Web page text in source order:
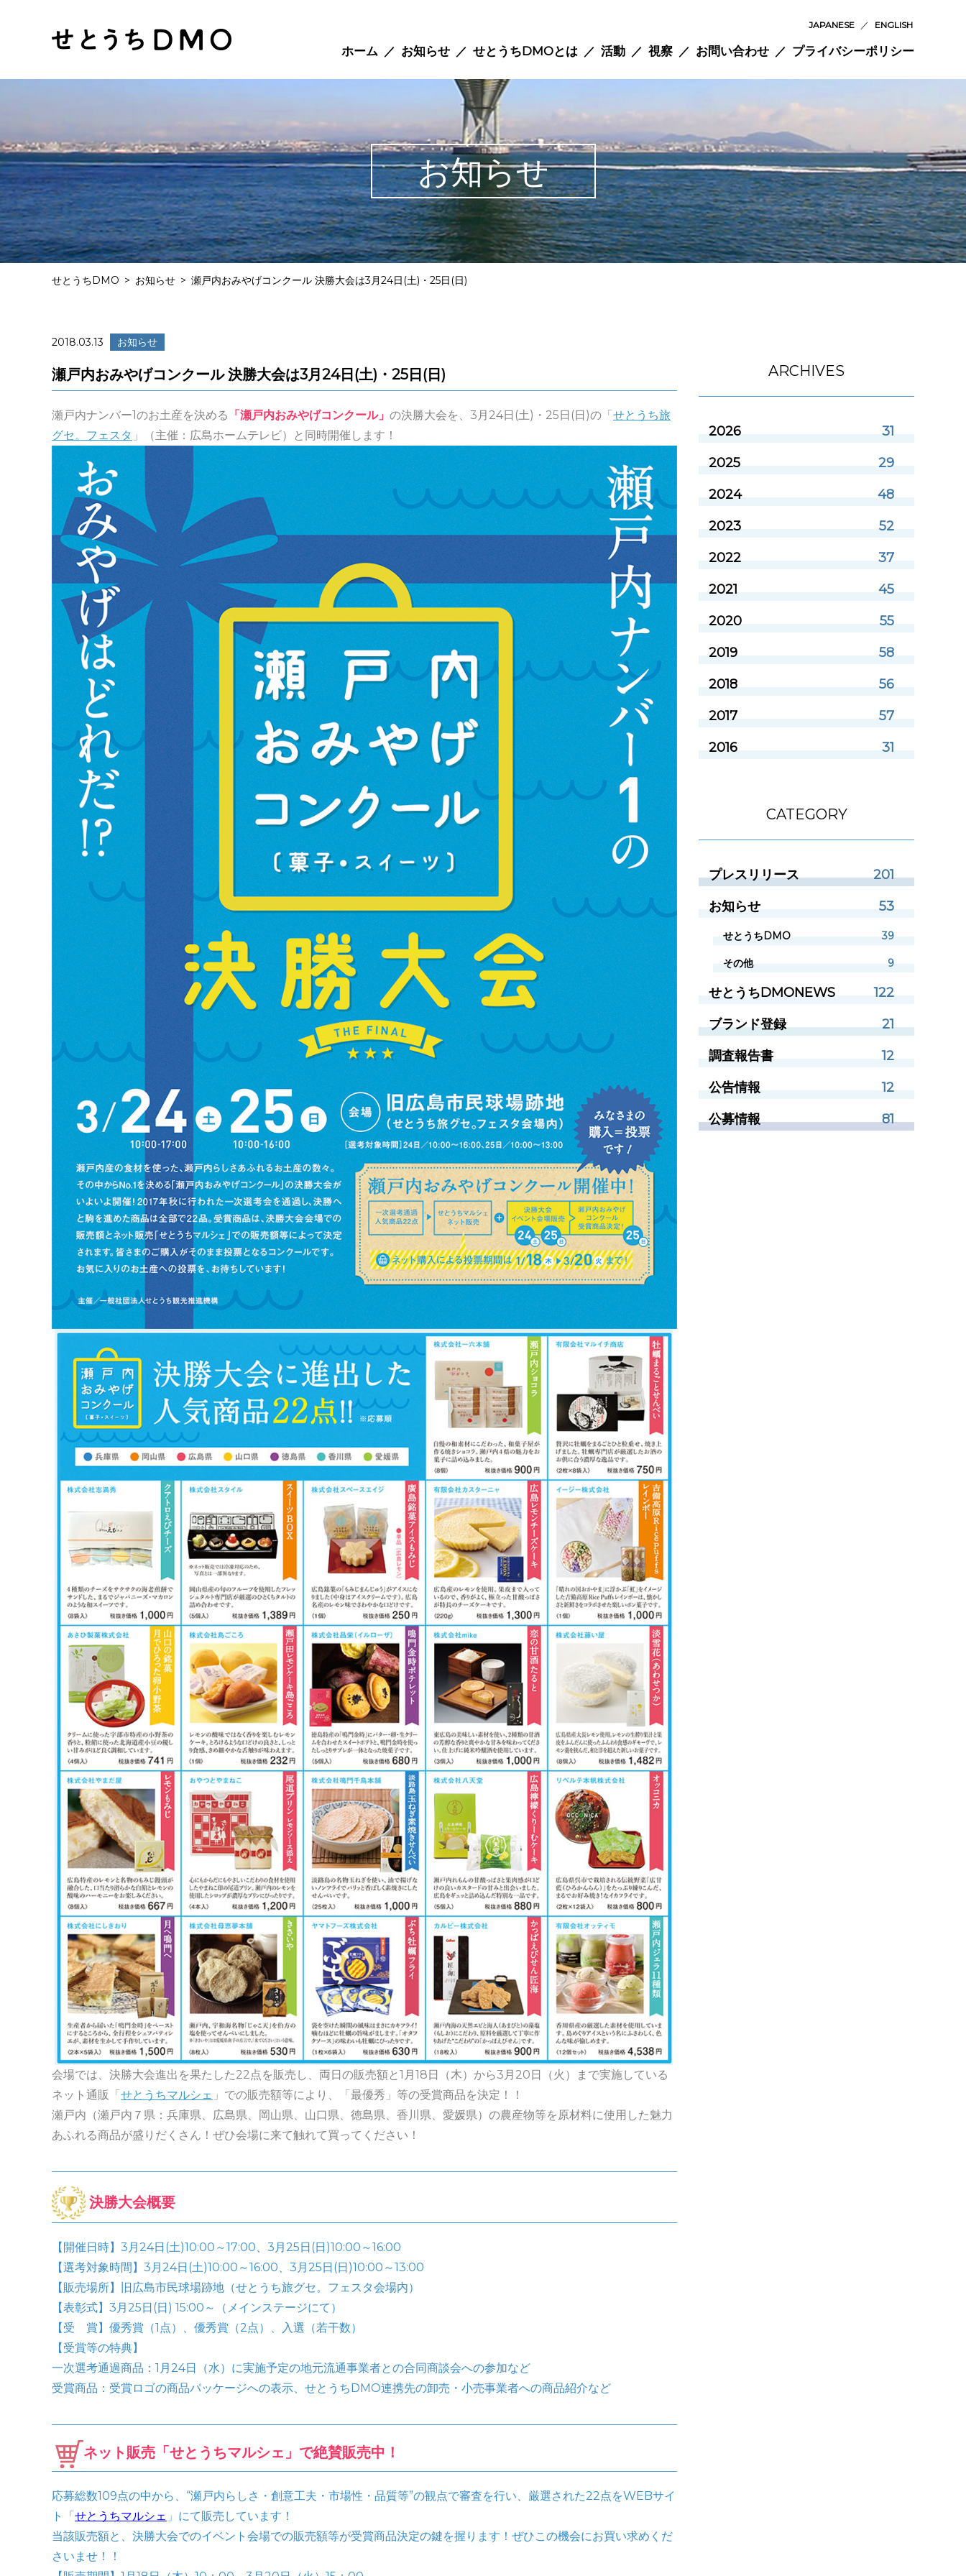
JAPANESE ／ ENGLISH
ホーム お知らせ せとうちDMOとは 活動 視察 お問い合わせ プライバシーポリシー
お知らせ
せとうちDMO お知らせ 瀬戸内おみやげコンクール 決勝大会は3月24日(土)・25日(日)
2018.03.13 お知らせ
瀬戸内おみやげコンクール 決勝大会は3月24日(土)・25日(日)
瀬戸内ナンバー1のお土産を決める 「瀬戸内おみやげコンクール」 の決勝大会を、3月24日(土)・25日(日)の「 せとうち旅
グセ。フェスタ 」（主催：広島ホームテレビ）と同時開催します！
会場では、決勝大会進出を果たした22点を販売し、両日の販売額と1月18日（木）から3月20日（火）まで実施している
ネット通販「 せとうちマルシェ 」での販売額等により、「最優秀」等の受賞商品を決定！！
瀬戸内（瀬戸内７県：兵庫県、広島県、岡山県、山口県、徳島県、香川県、愛媛県）の農産物等を原材料に使用した魅力
あふれる商品が盛りだくさん！ぜひ会場に来て触れて買ってください！
決勝大会概要
【開催日時】3月24日(土)10:00～17:00、3月25日(日)10:00～16:00
【選考対象時間】3月24日(土)10:00～16:00、3月25日(日)10:00～13:00
【販売場所】旧広島市民球場跡地（せとうち旅グセ。フェスタ会場内）
【表彰式】3月25日(日) 15:00～（メインステージにて）
【受 賞】優秀賞（1点）、優秀賞（2点）、入選（若干数）
【受賞等の特典】
一次選考通過商品：1月24日（水）に実施予定の地元流通事業者との合同商談会への参加など
受賞商品：受賞ロゴの商品パッケージへの表示、せとうちDMO連携先の卸売・小売事業者への商品紹介など
ネット販売「せとうちマルシェ」で絶賛販売中！
応募総数109点の中から、“瀬戸内らしさ・創意工夫・市場性・品質等”の観点で審査を行い、厳選された22点をWEBサイ
ト「せとうちマルシェ 」にて販売しています！
当該販売額と、決勝大会でのイベント会場での販売額等が受賞商品決定の鍵を握ります！ぜひこの機会にお買い求めくだ
さいませ！！
ARCHIVES
2026
31
2025
29
2024
48
2023
52
2022
37
2021
45
2020
55
2019
58
2018
56
2017
57
2016
31
CATEGORY
プレスリリース
201
お知らせ
53
せとうちDMO 39
その他 9
せとうちDMONEWS
122
ブランド登録
21
調査報告書
12
公告情報
12
公募情報
81